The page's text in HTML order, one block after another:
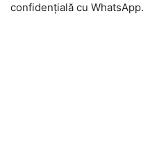
confidențială cu WhatsApp.